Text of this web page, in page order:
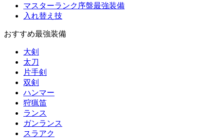
マスターランク序盤最強装備
入れ替え技
おすすめ最強装備
大剣
太刀
片手剣
双剣
ハンマー
狩猟笛
ランス
ガンランス
スラアク